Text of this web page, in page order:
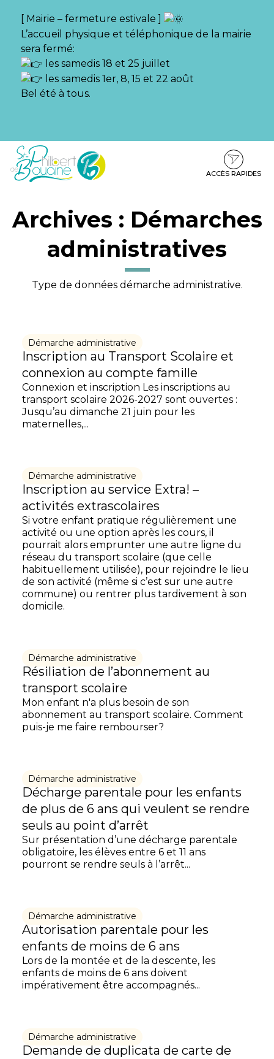
[ Mairie – fermeture estivale ]
L’accueil physique et téléphonique de la mairie
sera fermé:
les samedis 18 et 25 juillet
les samedis 1er, 8, 15 et 22 août
Bel été à tous.
Aller
Aller
contenu
Aller
pied
ACCÈS RAPIDES
Archives : Démarches
administratives
Type de données démarche administrative.
Démarche administrative
Inscription au Transport Scolaire et
connexion au compte famille
Connexion et inscription Les inscriptions au
transport scolaire 2026-2027 sont ouvertes :
Jusqu’au dimanche 21 juin pour les
maternelles,...
Démarche administrative
Inscription au service Extra! –
activités extrascolaires
Si votre enfant pratique régulièrement une
activité ou une option après les cours, il
pourrait alors emprunter une autre ligne du
réseau du transport scolaire (que celle
habituellement utilisée), pour rejoindre le lieu
de son activité (même si c’est sur une autre
commune) ou rentrer plus tardivement à son
domicile.
Démarche administrative
Résiliation de l’abonnement au
transport scolaire
Mon enfant n'a plus besoin de son
abonnement au transport scolaire. Comment
puis-je me faire rembourser?
Démarche administrative
Décharge parentale pour les enfants
de plus de 6 ans qui veulent se rendre
seuls au point d’arrêt
Sur présentation d’une décharge parentale
obligatoire, les élèves entre 6 et 11 ans
pourront se rendre seuls à l’arrêt...
Démarche administrative
Autorisation parentale pour les
enfants de moins de 6 ans
Lors de la montée et de la descente, les
enfants de moins de 6 ans doivent
impérativement être accompagnés...
Démarche administrative
Demande de duplicata de carte de